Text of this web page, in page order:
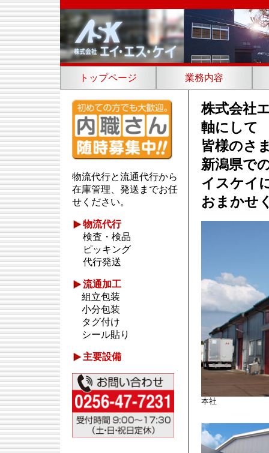
トップページ 業務内容
物流代行と流通代行から
在庫管理、発送までお任
せください。
物流代行
検査・検品
ピッキング
代行発送
流通加工
組立包装
小分包装
タグ付け
シール貼り
主要設備
株式会社
軸にして
皆様のさ
新潟県で
イスケイ
おまかせ
本社